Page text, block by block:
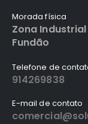
Morada física
Zona Industrial
Fundão
Telefone de
914269838
E-mail de contato